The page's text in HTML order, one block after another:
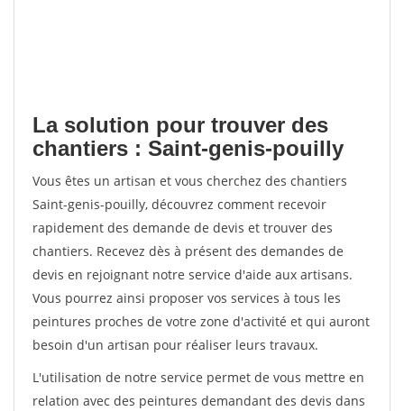
La solution pour trouver des
chantiers : Saint-genis-pouilly
Vous êtes un artisan et vous cherchez des chantiers
Saint-genis-pouilly, découvrez comment recevoir
rapidement des demande de devis et trouver des
chantiers. Recevez dès à présent des demandes de
devis en rejoignant notre service d'aide aux artisans.
Vous pourrez ainsi proposer vos services à tous les
peintures proches de votre zone d'activité et qui auront
besoin d'un artisan pour réaliser leurs travaux.
L'utilisation de notre service permet de vous mettre en
relation avec des peintures demandant des devis dans